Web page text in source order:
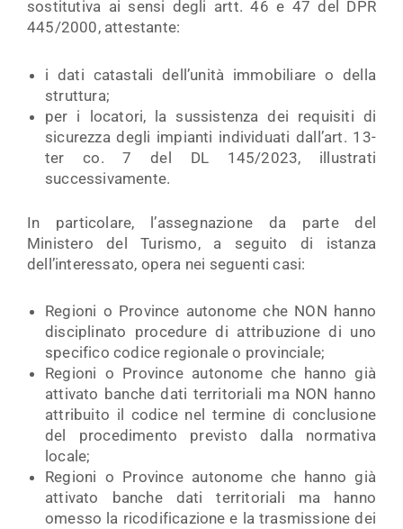
sostitutiva ai sensi degli artt. 46 e 47 del DPR
445/2000, attestante:
i dati catastali dell’unità immobiliare o della
struttura;
per i locatori, la sussistenza dei requisiti di
sicurezza degli impianti individuati dall’art. 13-
ter co. 7 del DL 145/2023, illustrati
successivamente.
In particolare, l’assegnazione da parte del
Ministero del Turismo, a seguito di istanza
dell’interessato, opera nei seguenti casi:
Regioni o Province autonome che NON hanno
disciplinato procedure di attribuzione di uno
specifico codice regionale o provinciale;
Regioni o Province autonome che hanno già
attivato banche dati territoriali ma NON hanno
attribuito il codice nel termine di conclusione
del procedimento previsto dalla normativa
locale;
Regioni o Province autonome che hanno già
attivato banche dati territoriali ma hanno
omesso la ricodificazione e la trasmissione dei